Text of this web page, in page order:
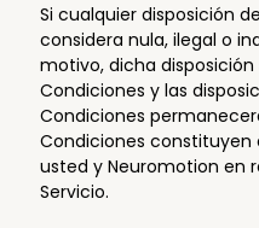
Si cualquier disposición
considera nula, ilegal o
motivo, dicha
Condiciones y las
Condiciones
Condiciones
usted y Neuromotion en
Servicio.